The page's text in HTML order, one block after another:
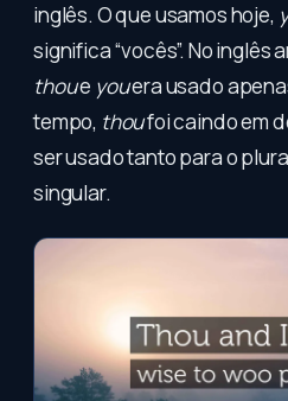
inglês. O que usamos hoje,
significa “vocês”. No inglês
thoue youera usado
tempo, thoufoi caindo em
ser usado tanto para o
singular.